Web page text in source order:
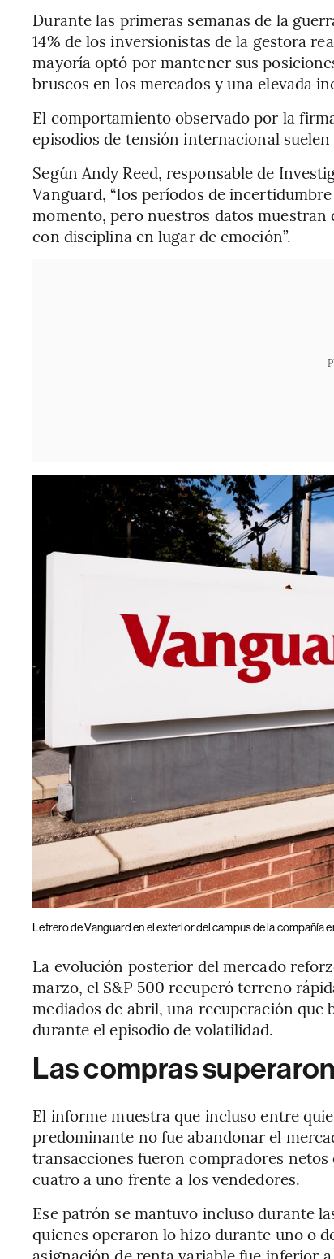
Durante las primeras semanas de la
14% de los inversionistas de la gestora
mayoría optó por mantener sus
bruscos en los mercados y una elevada
El comportamiento observado por la
episodios de tensión internacional
Según Andy Reed, responsable de
Vanguard, “los períodos de
momento, pero nuestros datos
con disciplina en lugar de emoción”.
Letrero de Vanguard en el exterior del campus de la compañía
La evolución posterior del mercado
marzo, el S&P 500 recuperó terreno
mediados de abril, una recuperación
durante el episodio de volatilidad.
Las compras
El informe muestra que incluso entre
predominante no fue abandonar el
transacciones fueron compradores
cuatro a uno frente a los vendedores.
Ese patrón se mantuvo incluso durante
quienes operaron lo hizo durante uno o
asignación de renta variable fue inferior